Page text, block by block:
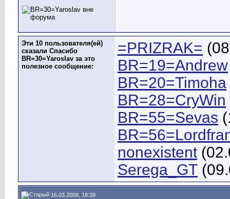
Эти 10 пользователя(ей)
сказали Спасибо
BR=30=Yaroslav за это
полезное сообщение:
=PRIZRAK=
BR=19=Andrew
BR=20=Timoha
BR=28=CryWin
BR=55=Sevas
nonexistent
Serega_GT
16.03.2008, 18:39